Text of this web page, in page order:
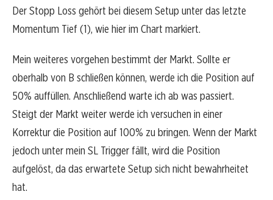
Der Stopp Loss gehört bei diesem Setup unter das letzte
Momentum Tief (1), wie hier im Chart markiert.
Mein weiteres vorgehen bestimmt der Markt. Sollte er
oberhalb von B schließen können, werde ich die Position auf
50% auffüllen. Anschließend warte ich ab was passiert.
Steigt der Markt weiter werde ich versuchen in einer
Korrektur die Position auf 100% zu bringen. Wenn der Markt
jedoch unter mein SL Trigger fällt, wird die Position
aufgelöst, da das erwartete Setup sich nicht bewahrheitet
hat.